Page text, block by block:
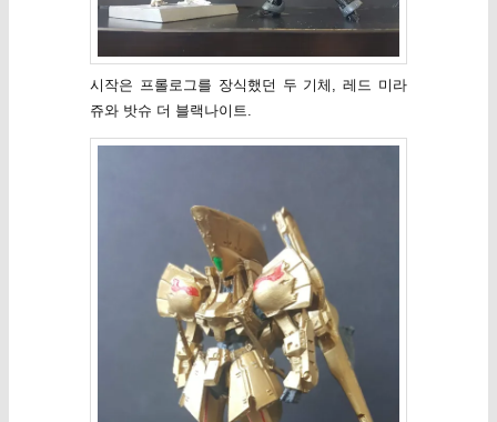
시작은 프롤로그를 장식했던 두 기체, 레드 미라
쥬와 밧슈 더 블랙나이트.